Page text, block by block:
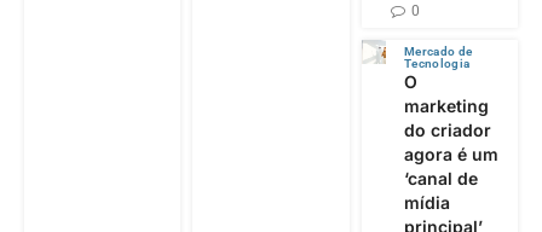
0
Mercado de
Tecnologia
O
marketing
do criador
agora é um
‘canal de
mídia
principal’